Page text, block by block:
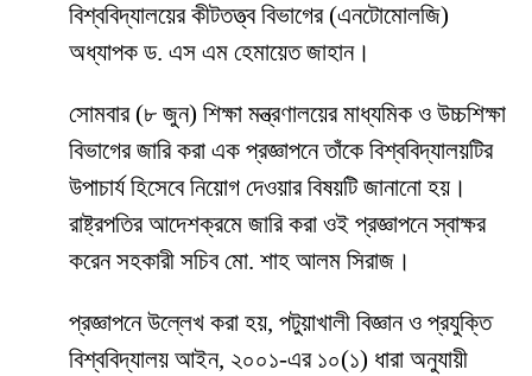
বিশ্ববিদ্যালয়ের কীটতত্ত্ব বিভাগের (এনটোমোলজি)
অধ্যাপক ড. এস এম হেমায়েত জাহান।
সোমবার (৮ জুন) শিক্ষা মন্ত্রণালয়ের মাধ্যমিক ও উচ্চশিক্ষা
বিভাগের জারি করা এক প্রজ্ঞাপনে তাঁকে বিশ্ববিদ্যালয়টির
উপাচার্য হিসেবে নিয়োগ দেওয়ার বিষয়টি জানানো হয়।
রাষ্ট্রপতির আদেশক্রমে জারি করা ওই প্রজ্ঞাপনে স্বাক্ষর
করেন সহকারী সচিব মো. শাহ আলম সিরাজ।
প্রজ্ঞাপনে উল্লেখ করা হয়, পটুয়াখালী বিজ্ঞান ও প্রযুক্তি
বিশ্ববিদ্যালয় আইন, ২০০১-এর ১০(১) ধারা অনুযায়ী